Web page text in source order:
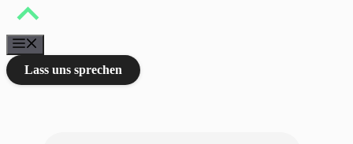
Zum
springen
Lass uns sprechen